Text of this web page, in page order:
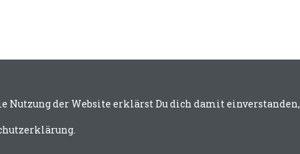
Nutzung der Website erklärst Du dich damit einverstanden,